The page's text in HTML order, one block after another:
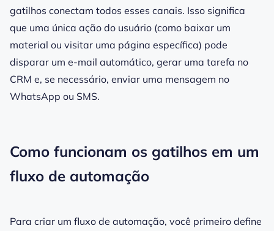
gatilhos conectam todos esses canais. Isso significa
que uma única ação do usuário (como baixar um
material ou visitar uma página específica) pode
disparar um e-mail automático, gerar uma tarefa no
CRM e, se necessário, enviar uma mensagem no
WhatsApp ou SMS.
Como funcionam os gatilhos em um
fluxo de automação
Para criar um fluxo de automação, você primeiro define